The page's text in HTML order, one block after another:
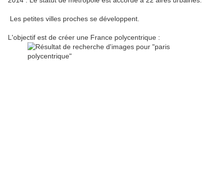
Les petites villes proches se développent.
L'objectif est de créer une France polycentrique :